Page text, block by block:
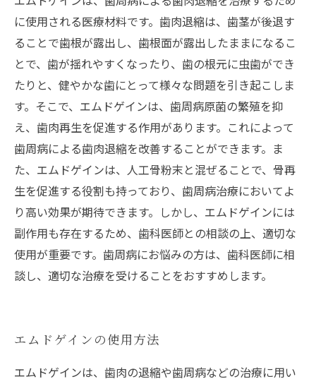
に使用される医療材料です。歯肉退縮は、歯茎が後退す
ることで歯根が露出し、歯根面が露出したままになるこ
とで、歯が揺れやすくなったり、歯の根元に虫歯ができ
たりと、健やかな歯にとって様々な問題を引き起こしま
す。そこで、エムドゲインは、歯周病原菌の繁殖を抑
え、歯肉再生を促進する作用があります。これによって
歯周病による歯肉退縮を改善することができます。ま
た、エムドゲインは、人工骨粉末と混ぜることで、骨再
生を促進する役割も持っており、歯周病治療においてよ
り高い効果が期待できます。しかし、エムドゲインには
副作用も存在するため、歯科医師との相談の上、適切な
使用が重要です。歯周病にお悩みの方は、歯科医師に相
談し、適切な治療を受けることをおすすめします。
エムドゲインの使用方法
エムドゲインは、歯肉の退縮や歯周病などの治療に用い